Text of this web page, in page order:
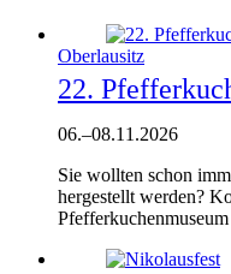
Oberlausitz
22.
06.–08.11.2026
Sie wollten schon
hergestellt werden?